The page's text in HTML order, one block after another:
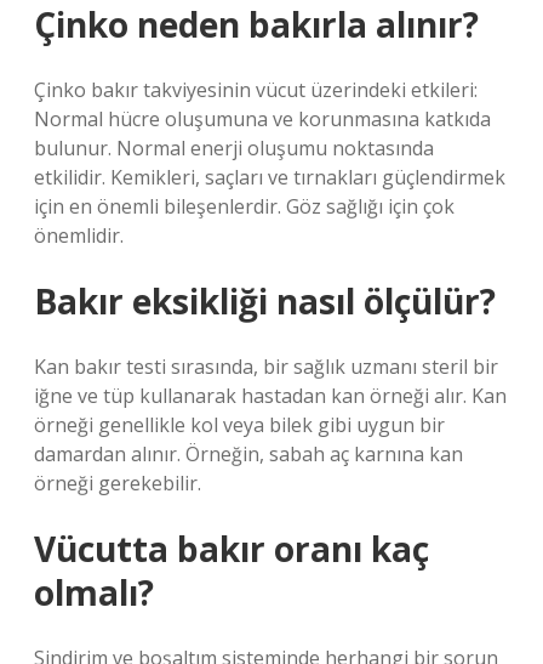
Çinko neden bakırla alınır?
Çinko bakır takviyesinin vücut üzerindeki etkileri:
Normal hücre oluşumuna ve korunmasına katkıda
bulunur. Normal enerji oluşumu noktasında
etkilidir. Kemikleri, saçları ve tırnakları güçlendirmek
için en önemli bileşenlerdir. Göz sağlığı için çok
önemlidir.
Bakır eksikliği nasıl ölçülür?
Kan bakır testi sırasında, bir sağlık uzmanı steril bir
iğne ve tüp kullanarak hastadan kan örneği alır. Kan
örneği genellikle kol veya bilek gibi uygun bir
damardan alınır. Örneğin, sabah aç karnına kan
örneği gerekebilir.
Vücutta bakır oranı kaç
olmalı?
Sindirim ve boşaltım sisteminde herhangi bir sorun